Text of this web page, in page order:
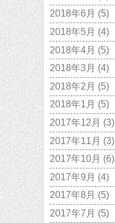
2018年6月 (5)
2018年5月 (4)
2018年4月 (5)
2018年3月 (4)
2018年2月 (5)
2018年1月 (5)
2017年12月 (3)
2017年11月 (3)
2017年10月 (6)
2017年9月 (4)
2017年8月 (5)
2017年7月 (5)